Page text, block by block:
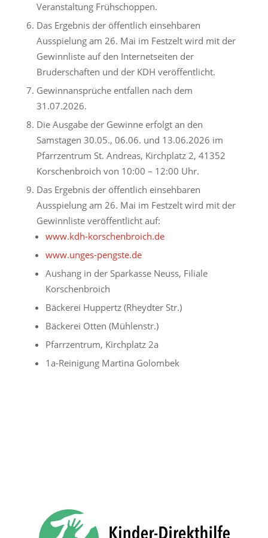
Veranstaltung Frühschoppen.
Das Ergebnis der öffentlich einsehbaren
Ausspielung am 26. Mai im Festzelt wird mit der
Gewinnliste auf den Internetseiten der
Bruderschaften und der KDH veröffentlicht.
Gewinnansprüche entfallen nach dem
31.07.2026.
Die Ausgabe der Gewinne erfolgt an den
Samstagen 30.05., 06.06. und 13.06.2026 im
Pfarrzentrum St. Andreas, Kirchplatz 2, 41352
Korschenbroich von 10:00 – 12:00 Uhr.
Das Ergebnis der öffentlich einsehbaren
Ausspielung am 26. Mai im Festzelt wird mit der
Gewinnliste veröffentlicht auf:
www.kdh-korschenbroich.de
www.unges-pengste.de
Aushang in der Sparkasse Neuss, Filiale
Korschenbroich
Bäckerei Huppertz (Rheydter Str.)
Bäckerei Otten (Mühlenstr.)
Pfarrzentrum, Kirchplatz 2a
1a-Reinigung Martina Golombek